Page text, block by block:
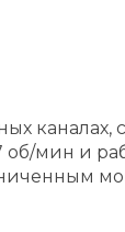
мин и